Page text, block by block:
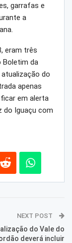
garrafas e
a
eram três
Boletim da
do
apenas
em alerta
do Iguaçu com
NEXT POST
do Vale do
deverá incluir